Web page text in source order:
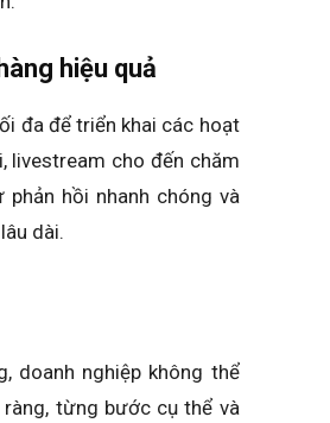
hiệu quả
đa để triển khai các hoạt
livestream cho đến chăm
phản hồi nhanh chóng và
dài.
doanh nghiệp không thể
từng bước cụ thể và